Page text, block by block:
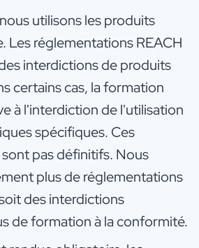
utilisons les produits
Les réglementations REACH
interdictions de produits
certains cas, la formation
à l'interdiction de l'utilisation
spécifiques. Ces
pas définitifs. Nous
plus de réglementations
des interdictions
de formation à la conformité.